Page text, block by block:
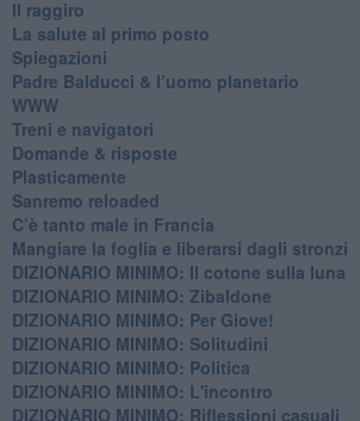
Il raggiro
​La salute al primo posto
Spiegazioni
Padre Balducci & l’uomo planetario
WWW
​Treni e navigatori
​Domande & risposte
​Plasticamente
Sanremo reloaded
C’è tanto male in Francia
​Mangiare la foglia e liberarsi dagli stronzi
DIZIONARIO MINIMO: Il cotone sulla luna
DIZIONARIO MINIMO: Zibaldone
DIZIONARIO MINIMO: Per Giove!
DIZIONARIO MINIMO: Solitudini
DIZIONARIO MINIMO: Politica
DIZIONARIO MINIMO: L'incontro
DIZIONARIO MINIMO: Riflessioni casuali